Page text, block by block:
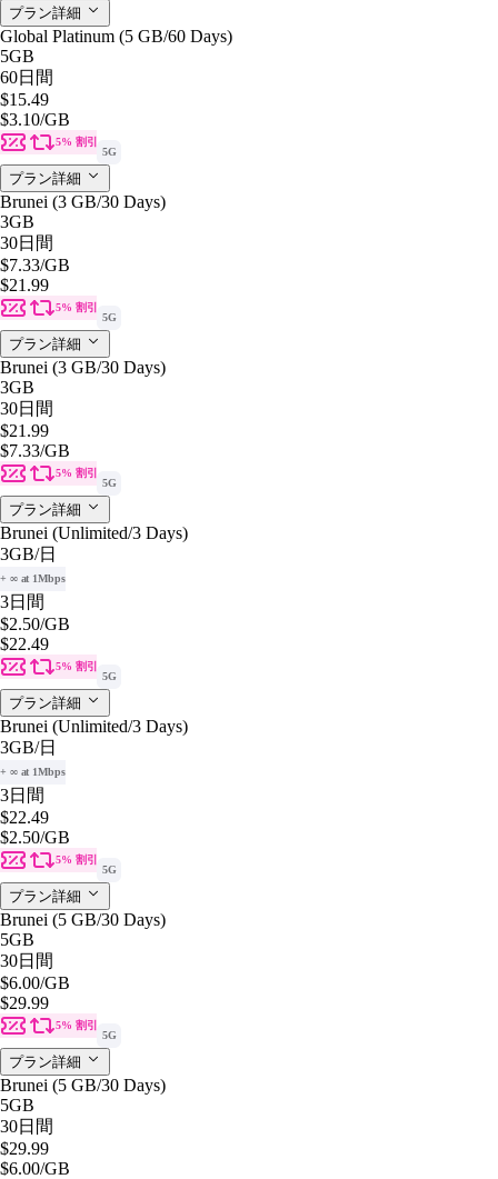
プラン詳細
Global Platinum (5 GB/60 Days)
5GB
60日間
$15.49
$3.10/GB
5% 割引
5G
プラン詳細
Brunei (3 GB/30 Days)
3GB
30日間
$7.33/GB
$21.99
5% 割引
5G
プラン詳細
Brunei (3 GB/30 Days)
3GB
30日間
$21.99
$7.33/GB
5% 割引
5G
プラン詳細
Brunei (Unlimited/3 Days)
3GB/日
+ ∞ at 1Mbps
3日間
$2.50/GB
$22.49
5% 割引
5G
プラン詳細
Brunei (Unlimited/3 Days)
3GB/日
+ ∞ at 1Mbps
3日間
$22.49
$2.50/GB
5% 割引
5G
プラン詳細
Brunei (5 GB/30 Days)
5GB
30日間
$6.00/GB
$29.99
5% 割引
5G
プラン詳細
Brunei (5 GB/30 Days)
5GB
30日間
$29.99
$6.00/GB